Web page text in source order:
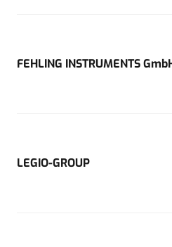
FEHLING INSTRUMENTS
LEGIO-GROUP